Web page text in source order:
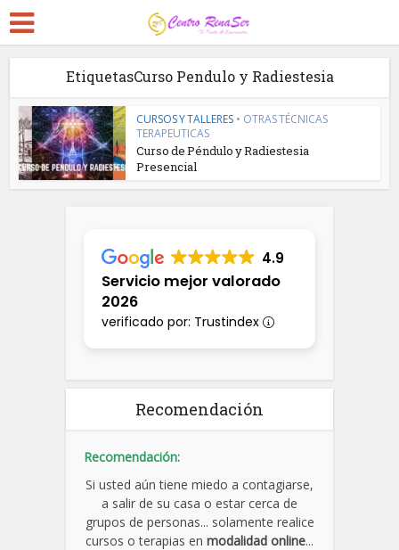
EtiquetasCurso Pendulo y Radiestesia
CURSOS Y TALLERES • OTRAS TÉCNICAS
TERAPEUTICAS
Curso de Péndulo y Radiestesia
Presencial
4.9
Servicio mejor valorado
2026
verificado por: Trustindex
Recomendación
Recomendación:
Si usted aún tiene miedo a contagiarse,
a salir de su casa o estar cerca de
grupos de personas... solamente realice
cursos o terapias en modalidad online...